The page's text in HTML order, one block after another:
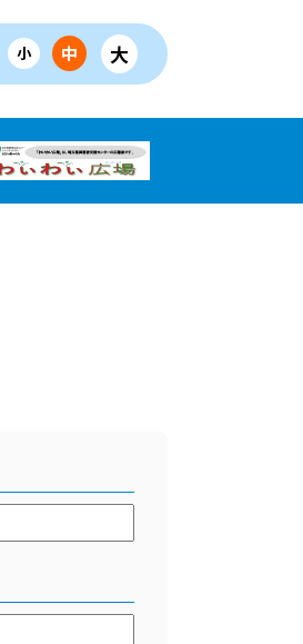
小 中 大